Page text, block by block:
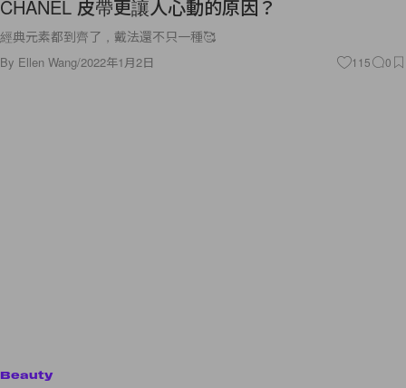
CHANEL 皮帶更讓人心動的原因？
經典元素都到齊了，戴法還不只一種🥰
By Ellen Wang/2022年1月2日 115 0
Beauty